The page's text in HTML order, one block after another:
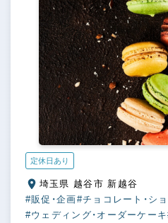
定休日あり
埼玉県 越谷市 新越谷
#販促・企画#チョコレート・シ
#ウェディング・オーダーケーキ